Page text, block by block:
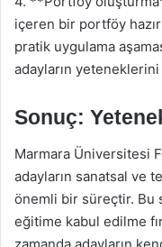
içeren bir portföy
pratik uygulama
adayların
Sonuç:
Marmara Üniversitesi
adayların sanatsal ve
önemli bir süreçtir. Bu
eğitime kabul edilme
zamanda adayların